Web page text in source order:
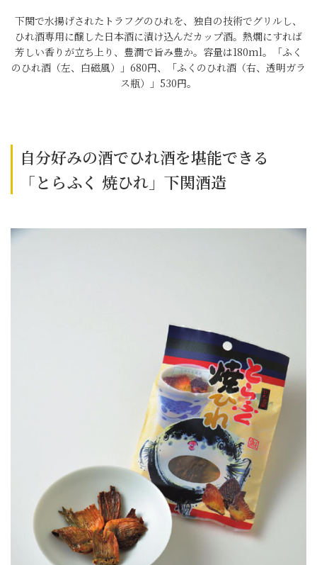
下関で水揚げされたトラフグのひれを、独自の技術でグリルし、
ひれ酒専用に醸した日本酒に漬け込んだカップ酒。熱燗にすれば
芳しい香りが立ち上り、豊潤で旨み豊か。容量は180ml。「ふく
のひれ酒（左、白磁風）」680円、「ふくのひれ酒（右、透明ガラ
ス瓶）」530円。
自分好みの酒でひれ酒を堪能できる
「とらふく 焼ひれ」下関酒造